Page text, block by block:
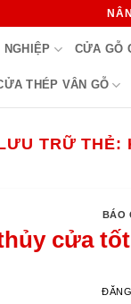
NGHIỆP CỬA GỖ
THÉP VÂN GỖ
TRỮ THẺ:
BÁO
cửa